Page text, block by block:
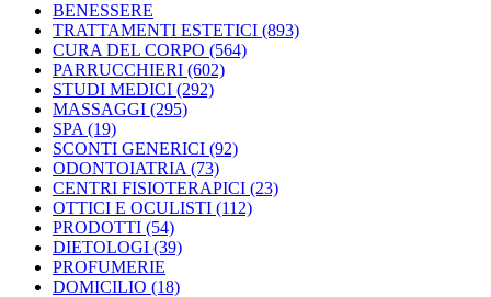
BENESSERE
TRATTAMENTI ESTETICI (893)
CURA DEL CORPO (564)
PARRUCCHIERI (602)
STUDI MEDICI (292)
MASSAGGI (295)
SPA (19)
SCONTI GENERICI (92)
ODONTOIATRIA (73)
CENTRI FISIOTERAPICI (23)
OTTICI E OCULISTI (112)
PRODOTTI (54)
DIETOLOGI (39)
PROFUMERIE
DOMICILIO (18)